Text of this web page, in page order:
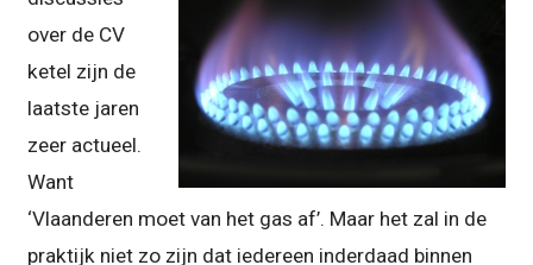
over de CV
ketel zijn de
laatste jaren
zeer actueel.
Want
‘Vlaanderen moet van het gas af’. Maar het zal in de
praktijk niet zo zijn dat iedereen inderdaad binnen